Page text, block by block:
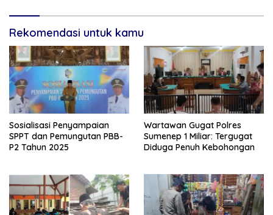
Rekomendasi untuk kamu
Sosialisasi Penyampaian
SPPT dan Pemungutan PBB-
P2 Tahun 2025
Wartawan Gugat Polres
Sumenep 1 Miliar: Tergugat
Diduga Penuh Kebohongan